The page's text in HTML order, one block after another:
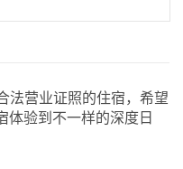
法营业证照的住宿，希望
体验到不一样的深度日